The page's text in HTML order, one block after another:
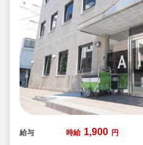
給与 時給 1,900 円